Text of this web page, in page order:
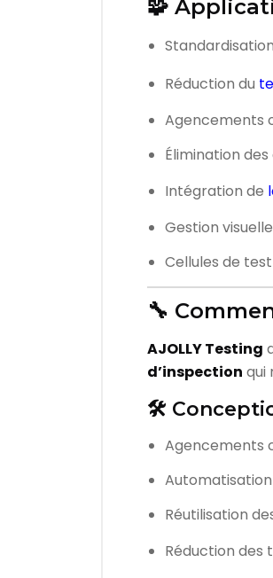
🧩
Réduction du
Agencements
Élimination
Intégration de
Gestion
Cellules de
🔧
AJOLLY Testing
d’inspection qui
🛠️
Agencements
Réutilisation
Réduction